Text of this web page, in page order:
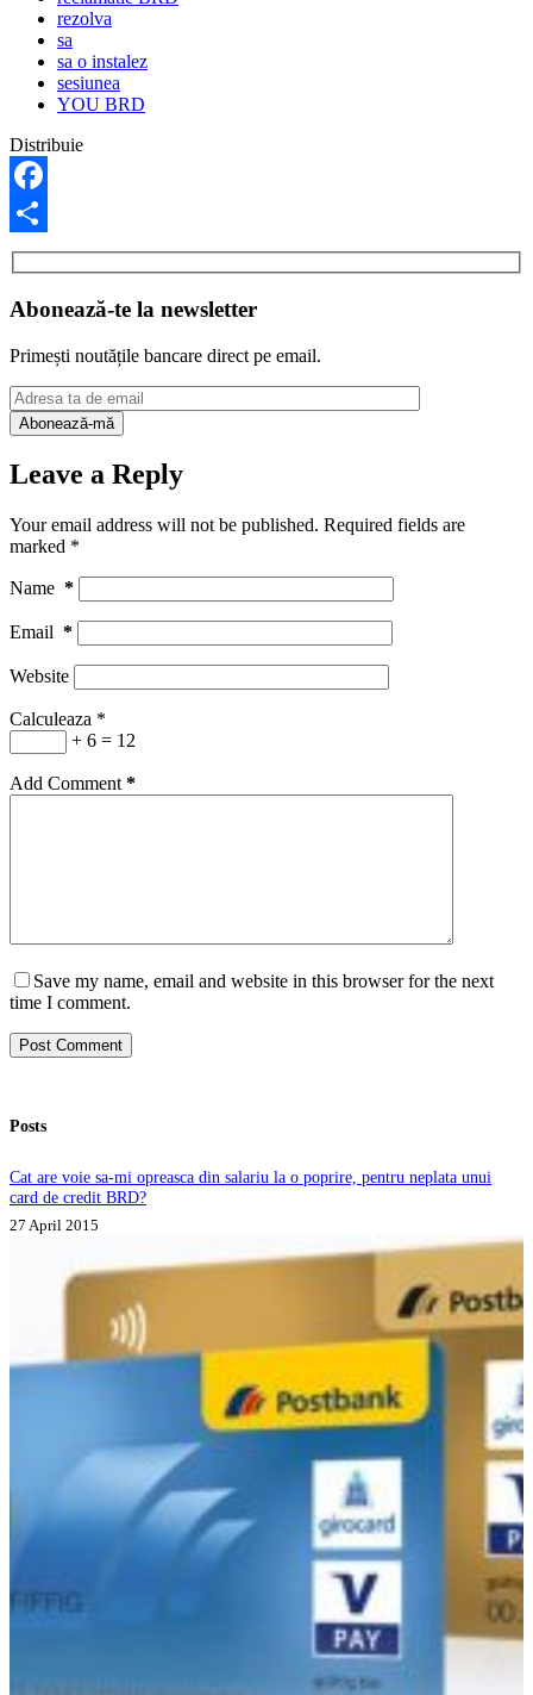
rezolva
sa
sa o instalez
sesiunea
YOU BRD
Distribuie
Facebook
Share
Abonează-te la newsletter
Primești noutățile bancare direct pe email.
Leave a Reply
Your email address will not be published. Required fields are
marked *
Name *
Email *
Website
Calculeaza *
+ 6 = 12
Add Comment *
Save my name, email and website in this browser for the next
time I comment.
Post Comment
Posts
Cat are voie sa-mi opreasca din salariu la o poprire, pentru neplata unui
card de credit BRD?
27 April 2015